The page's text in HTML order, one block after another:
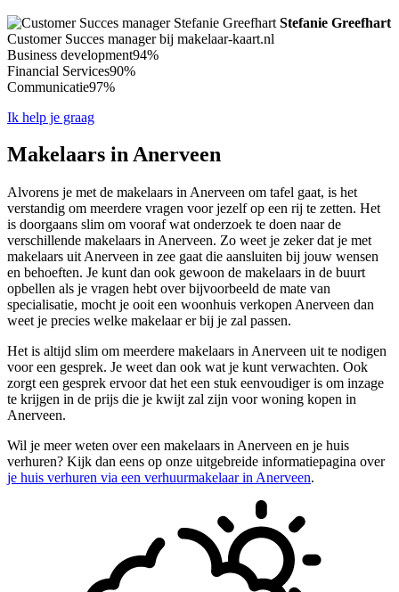
Stefanie Greefhart
Customer Succes manager bij makelaar-kaart.nl
Business development94%
Financial Services90%
Communicatie97%
Ik help je graag
Makelaars in Anerveen
Alvorens je met de makelaars in Anerveen om tafel gaat, is het
verstandig om meerdere vragen voor jezelf op een rij te zetten. Het
is doorgaans slim om vooraf wat onderzoek te doen naar de
verschillende makelaars in Anerveen. Zo weet je zeker dat je met
makelaars uit Anerveen in zee gaat die aansluiten bij jouw wensen
en behoeften. Je kunt dan ook gewoon de makelaars in de buurt
opbellen als je vragen hebt over bijvoorbeeld de mate van
specialisatie, mocht je ooit een woonhuis verkopen Anerveen dan
weet je precies welke makelaar er bij je zal passen.
Het is altijd slim om meerdere makelaars in Anerveen uit te nodigen
voor een gesprek. Je weet dan ook wat je kunt verwachten. Ook
zorgt een gesprek ervoor dat het een stuk eenvoudiger is om inzage
te krijgen in de prijs die je kwijt zal zijn voor woning kopen in
Anerveen.
Wil je meer weten over een makelaars in Anerveen en je huis
verhuren? Kijk dan eens op onze uitgebreide informatiepagina over
je huis verhuren via een verhuurmakelaar in Anerveen.